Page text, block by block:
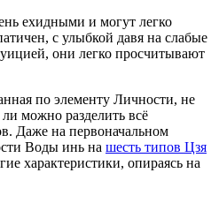
ехидными и могут легко
с улыбкой давя на слабые
они легко просчитывают
по элементу Личности, не
можно разделить всё
Даже на первоначальном
Воды инь на шесть типов Цзя
характеристики, опираясь на